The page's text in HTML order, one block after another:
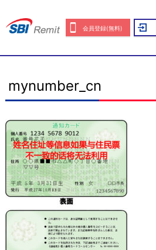
会員登録(無料)
mynumber_cn